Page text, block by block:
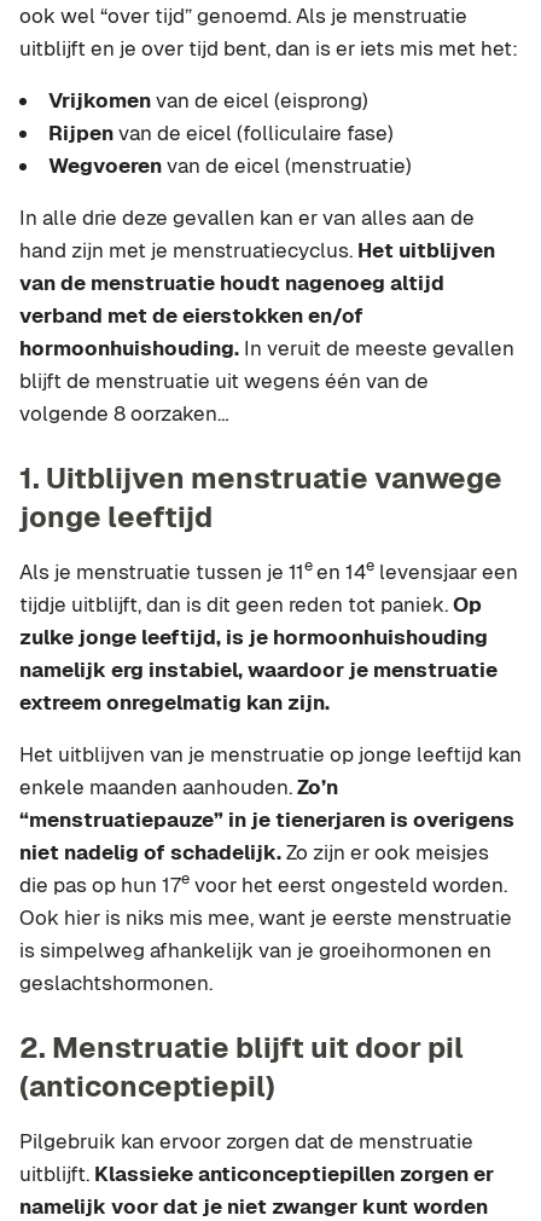
ook wel “over tijd” genoemd. Als je menstruatie
uitblijft en je over tijd bent, dan is er iets mis met het:
Vrijkomenvan de eicel (eisprong)
Rijpenvan de eicel (folliculaire fase)
Wegvoerenvan de eicel (menstruatie)
In alle drie deze gevallen kan er van alles aan de
hand zijn met je menstruatiecyclus. Het uitblijven
van de menstruatie houdt nagenoeg altijd
verband met de eierstokken en/of
hormoonhuishouding. In veruit de meeste gevallen
blijft de menstruatie uit wegens één van de
volgende 8 oorzaken…
1. Uitblijven menstruatie vanwege
jonge leeftijd
Als je menstruatie tussen je 11een 14e levensjaar een
tijdje uitblijft, dan is dit geen reden tot paniek.Op
zulke jonge leeftijd, is je hormoonhuishouding
namelijk erg instabiel, waardoor je menstruatie
extreem onregelmatig kan zijn.
Het uitblijven van je menstruatie op jonge leeftijd kan
enkele maanden aanhouden.Zo’n
“menstruatiepauze” in je tienerjaren is overigens
niet nadelig of schadelijk.Zo zijn er ook meisjes
die pas op hun 17e voor het eerst ongesteld worden.
Ook hier is niks mis mee, want je eerste menstruatie
is simpelweg afhankelijk van je groeihormonen en
geslachtshormonen.
2. Menstruatie blijft uit door pil
(anticonceptiepil)
Pilgebruik kan ervoor zorgen dat de menstruatie
uitblijft. Klassieke anticonceptiepillen zorgen er
namelijk voor dat je niet zwanger kunt worden